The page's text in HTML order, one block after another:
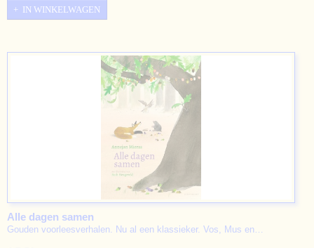
IN WINKELWAGEN
Alle dagen samen
Gouden voorleesverhalen. Nu al een klassieker. Vos, Mus en…